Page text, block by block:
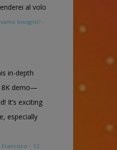
al volo
bisogno? ·
in-depth
8K demo—
It’s exciting
especially
Francisco · 12